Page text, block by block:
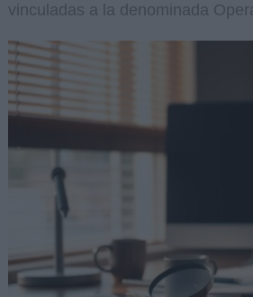
vinculadas a la denominada